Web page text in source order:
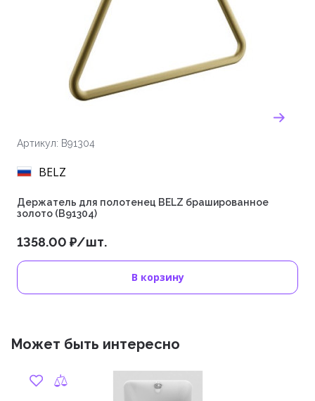
Артикул: B91304
BELZ
Держатель для полотенец BELZ брашированное
золото (B91304)
1358.00 ₽/шт.
В корзину
Может быть интересно